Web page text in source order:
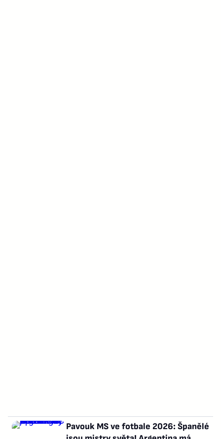
Pavouk MS ve fotbale 2026: Španělé